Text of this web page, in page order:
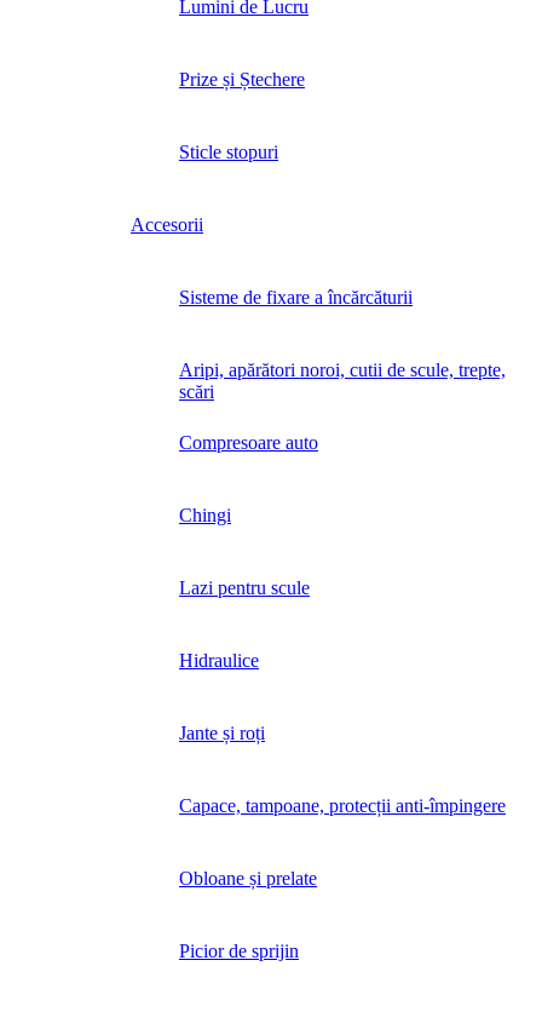
Lumini de Lucru
Prize și Ștechere
Sticle stopuri
Accesorii
Sisteme de fixare a încărcăturii
Aripi, apărători noroi, cutii de scule, trepte,
scări
Compresoare auto
Chingi
Lazi pentru scule
Hidraulice
Jante și roți
Capace, tampoane, protecții anti-împingere
Obloane și prelate
Picior de sprijin